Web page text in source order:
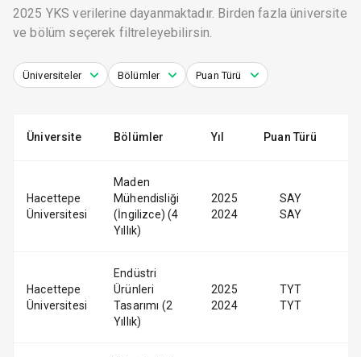
2025 YKS verilerine dayanmaktadır. Birden fazla üniversite
ve bölüm seçerek filtreleyebilirsin.
Üniversiteler Bölümler Puan Türü
Üniversite Bölümler Yıl Puan Türü
Hacettepe
Üniversitesi
Maden
Mühendisliği
(İngilizce) (4
Yıllık)
2025
2024
SAY
SAY
Hacettepe
Üniversitesi
Endüstri
Ürünleri
Tasarımı (2
Yıllık)
2025
2024
TYT
TYT